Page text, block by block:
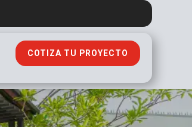
COTIZA TU PROYECTO